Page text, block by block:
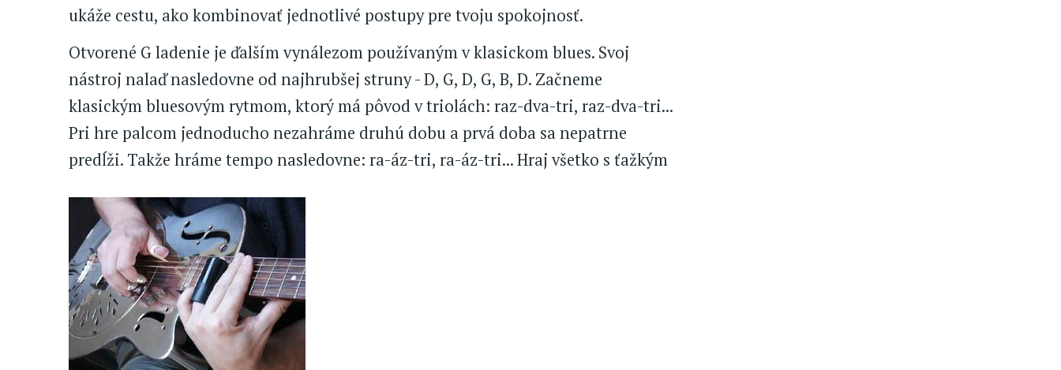
ukáže cestu, ako kombinovať jednotlivé postupy pre tvoju spokojnosť.
Otvorené G ladenie je ďalším vynálezom používaným v klasickom blues. Svoj
nástroj nalaď nasledovne od najhrubšej struny - D, G, D, G, B, D. Začneme
klasickým bluesovým rytmom, ktorý má pôvod v triolách: raz-dva-tri, raz-dva-tri...
Pri hre palcom jednoducho nezahráme druhú dobu a prvá doba sa nepatrne
predĺži. Takže hráme tempo nasledovne: ra-áz-tri, ra-áz-tri... Hraj všetko s ťažkým